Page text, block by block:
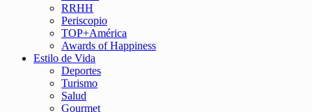
RRHH
Periscopio
TOP+América
Awards of Happiness
Estilo de Vida
Deportes
Turismo
Salud
Gourmet